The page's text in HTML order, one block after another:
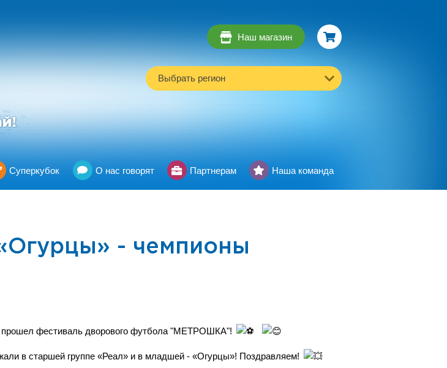
Наш магазин
Выбрать регион
Суперкубок О нас говорят Партнерам Наша команда
- чемпионы
прошел фестиваль дворового футбола "МЕТРОШКА"!
в старшей группе «Реал» и в младшей - «Огурцы»! Поздравляем!